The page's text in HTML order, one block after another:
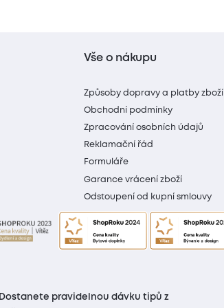
Vše o nákupu
Způsoby dopravy a platby zboží
Obchodní podmínky
Zpracování osobních údajů
Reklamační řád
Formuláře
Garance vrácení zboží
Odstoupení od kupní smlouvy
Dostanete pravidelnou dávku tipů z